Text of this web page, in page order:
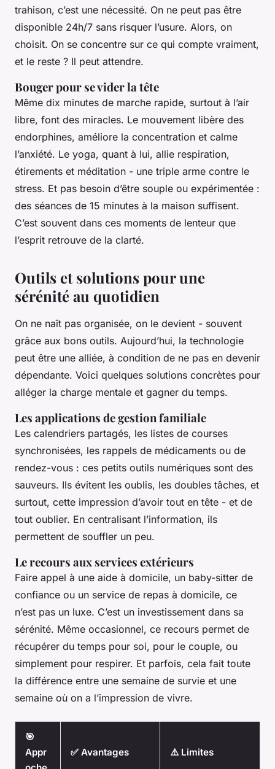
trahison, c’est une nécessité. On ne peut pas être
disponible 24h/7 sans risquer l’usure. Alors, on
choisit. On se concentre sur ce qui compte vraiment,
et le reste ? Il peut attendre.
Bouger pour se vider la tête
Même dix minutes de marche rapide, surtout à l’air
libre, font des miracles. Le mouvement libère des
endorphines, améliore la concentration et calme
l’anxiété. Le yoga, quant à lui, allie respiration,
étirements et méditation - une triple arme contre le
stress. Et pas besoin d’être souple ou expérimentée :
des séances de 15 minutes à la maison suffisent.
C’est souvent dans ces moments de lenteur que
l’esprit retrouve de la clarté.
Outils et solutions pour une
sérénité au quotidien
On ne naît pas organisée, on le devient - souvent
grâce aux bons outils. Aujourd’hui, la technologie
peut être une alliée, à condition de ne pas en devenir
dépendante. Voici quelques solutions concrètes pour
alléger la charge mentale et gagner du temps.
Les applications de gestion familiale
Les calendriers partagés, les listes de courses
synchronisées, les rappels de médicaments ou de
rendez-vous : ces petits outils numériques sont des
sauveurs. Ils évitent les oublis, les doubles tâches, et
surtout, cette impression d’avoir tout en tête - et de
tout oublier. En centralisant l’information, ils
permettent de souffler un peu.
Le recours aux services extérieurs
Faire appel à une aide à domicile, un baby-sitter de
confiance ou un service de repas à domicile, ce
n’est pas un luxe. C’est un investissement dans sa
sérénité. Même occasionnel, ce recours permet de
récupérer du temps pour soi, pour le couple, ou
simplement pour respirer. Et parfois, cela fait toute
la différence entre une semaine de survie et une
semaine où on a l’impression de vivre.
🎯
Appr
✅ Avantages ⚠️ Limites